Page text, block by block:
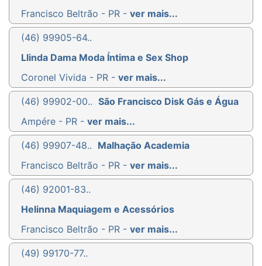
Francisco Beltrão - PR - ver mais...
(46) 99905-64..
Llinda Dama Moda Íntima e Sex Shop
Coronel Vivida - PR - ver mais...
(46) 99902-00.. São Francisco Disk Gás e Água
Ampére - PR - ver mais...
(46) 99907-48.. Malhação Academia
Francisco Beltrão - PR - ver mais...
(46) 92001-83..
Helinna Maquiagem e Acessórios
Francisco Beltrão - PR - ver mais...
(49) 99170-77..